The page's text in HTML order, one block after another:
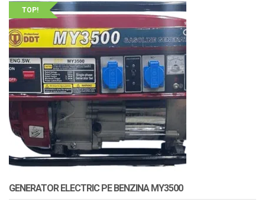
TOP!
GENERATOR ELECTRIC PE BENZINA MY3500